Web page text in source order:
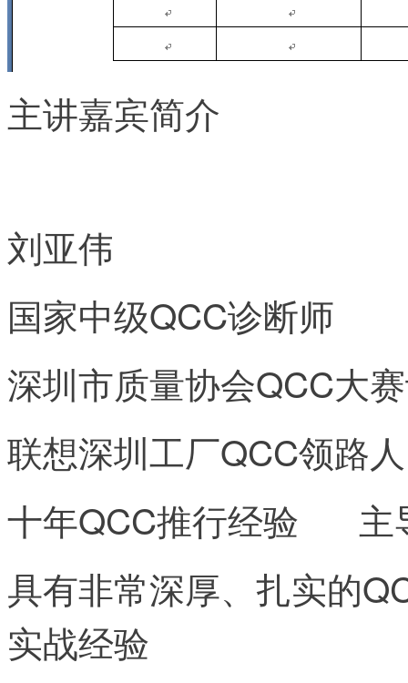
主讲嘉宾简介
刘亚伟
国家中级QCC诊断师
深圳市质量协会QCC大
联想深圳工厂QCC领
十年QCC推行经验 主
具有非常深厚、扎实的
实战经验